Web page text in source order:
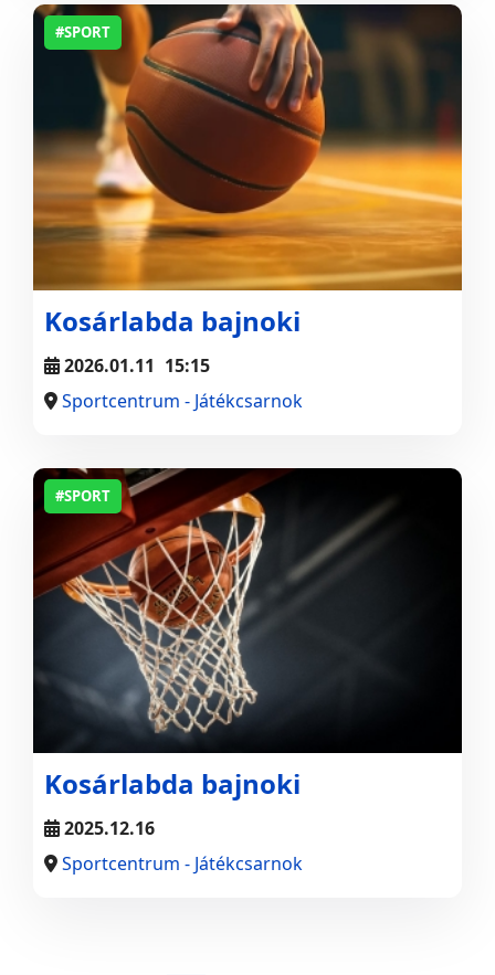
#SPORT
Kosárlabda bajnoki
2026.01.11 15:15
Sportcentrum - Játékcsarnok
#SPORT
Kosárlabda bajnoki
2025.12.16
Sportcentrum - Játékcsarnok